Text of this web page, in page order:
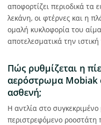
αποφορτίζει περιοδικά τα
λεκάνη, οι φτέρνες και η
ομαλή κυκλοφορία του
αποτελεσματικά την
Πώς ρυθμίζεται η
αερόστρωμα Mobiak
ασθενή;
Η αντλία στο
περιστρεφόμενο ροοστάτη